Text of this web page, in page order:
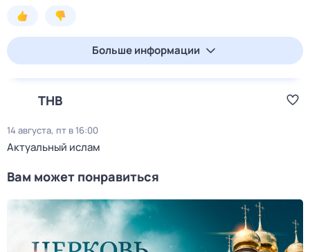
Больше информации
ТНВ
14 августа, пт в 16:00
Актуальный ислам
Вам может понравиться